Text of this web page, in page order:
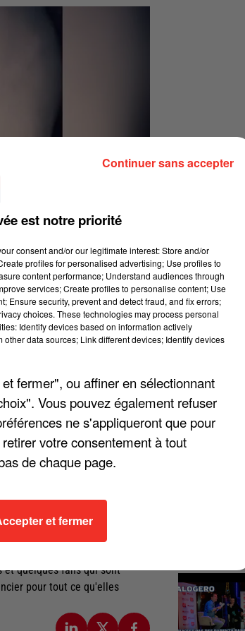
et récolte des fonds pour
un blouson, ma trousse à
directement reversée à la
et quelques fans qui sont
pour tout ce qu'elles
LES
est notre priorité
consent and/or our legitimate interest: Store and/or
profiles for personalised advertising; Use profiles to
content performance; Understand audiences through
services; Create profiles to personalise content; Use
Ensure security, prevent and detect fraud, and fix errors;
choices. These technologies may process personal
Identify devices based on information actively
data sources; Link different devices; Identify devices
fermer", ou affiner en sélectionnant
Vous pouvez également refuser
ne s'appliqueront que pour
votre consentement à tout
de chaque page.
et fermer
Continuer sans accepter